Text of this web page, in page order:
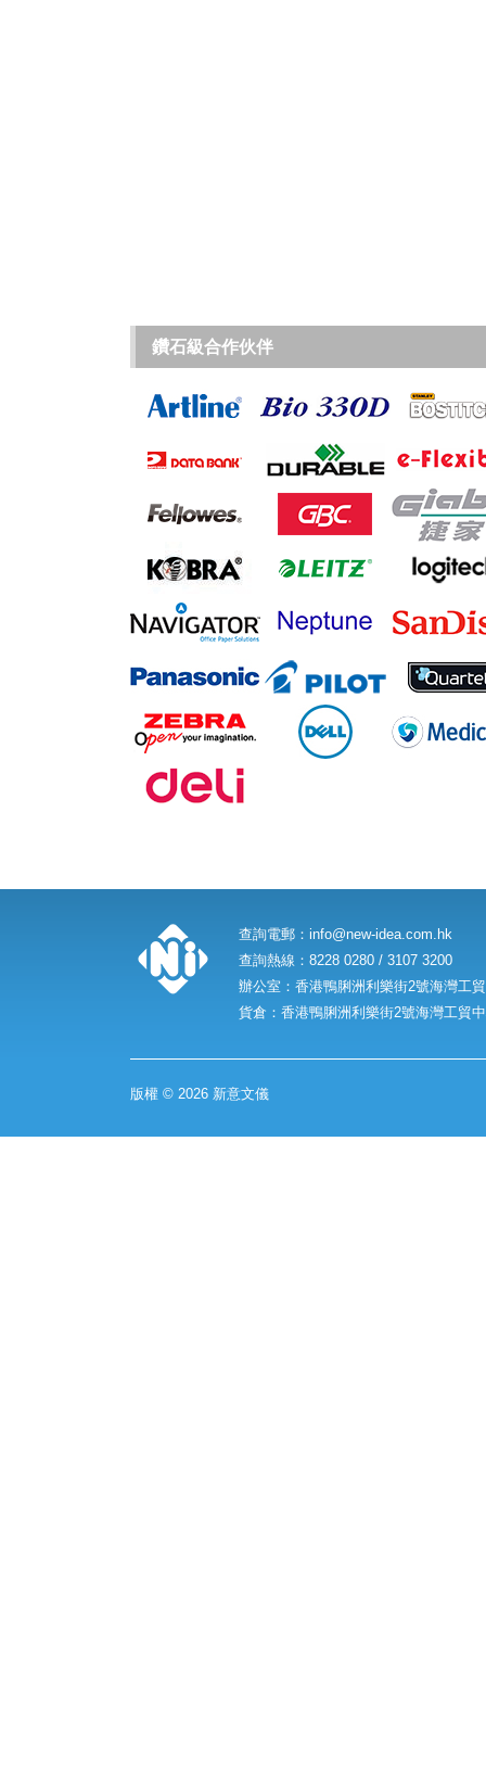
鑽石級合作伙伴
查詢電郵： info@new-idea.com.hk
查詢熱線：8228 0280 / 3107 3200
辦公室：香港鴨脷洲利樂街2號海灣工
貨倉：香港鴨脷洲利樂街2號海灣工貿
版權 © 2026 新意文儀